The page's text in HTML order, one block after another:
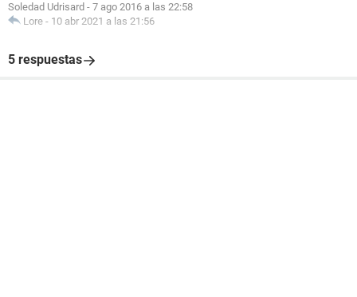
Soledad Udrisard - 7 ago 2016 a las 22:58
Lore - 10 abr 2021 a las 21:56
5 respuestas